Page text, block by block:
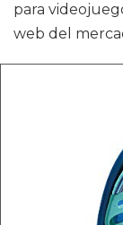
para
web del